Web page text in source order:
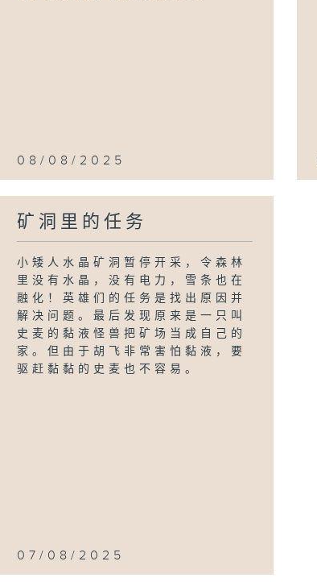
08/08/2025
矿洞里的任务
小矮人水晶矿洞暂停开采，令森林
里没有水晶，没有电力，雪条也在
融化！英雄们的任务是找出原因并
解决问题。最后发现原来是一只叫
史麦的黏液怪兽把矿场当成自己的
家。但由于胡飞非常害怕黏液，要
驱赶黏黏的史麦也不容易。
07/08/2025